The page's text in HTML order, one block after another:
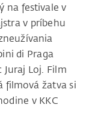
na festivale v
v príbehu
di Praga
Loj. Film
filmová žatva si
v KKC